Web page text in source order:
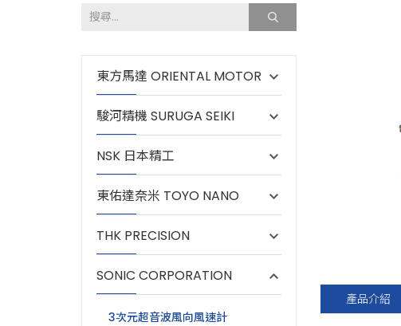
東方馬達 ORIENTAL MOTOR
駿河精機 SURUGA SEIKI
NSK 日本精工
東佑達奈米 TOYO NANO
THK PRECISION
SONIC CORPORATION
3次元超音波風向風速計
產品介紹